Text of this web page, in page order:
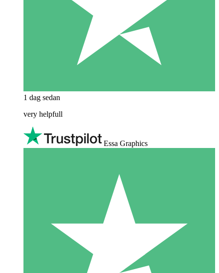
1 dag sedan
very helpfull
Essa Graphics